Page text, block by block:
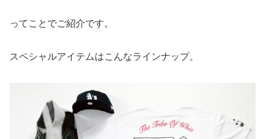
ってことでご紹介です。
スペシャルアイテムはこんなラインナップ。